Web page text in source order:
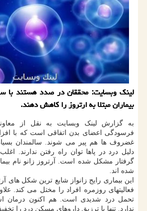
لینك وبسایت: محققان در صدد هستند با
بیماران مبتلا به ارتروز را كاهش دهند.
به گزارش لینک وبسایت به نقل از
فرسودگی اعضای بدن اتفاقی است که با
غضروف ها هم پیر می شوند. سالمندان
دلیل درد در پاها توان راه رفتن ندارند.
گرفتار مشکل شده است. آرتروز زانو نام
شده اند.
این بیماری رایج زانواز شایع ترین شکل های
فعالیتهای روزمره افراد را مختل می کند.
تحمل درد شدیدی است. هم اکنون درمان
ندارد. تنها با ترزیق داروهای مسکن درد را